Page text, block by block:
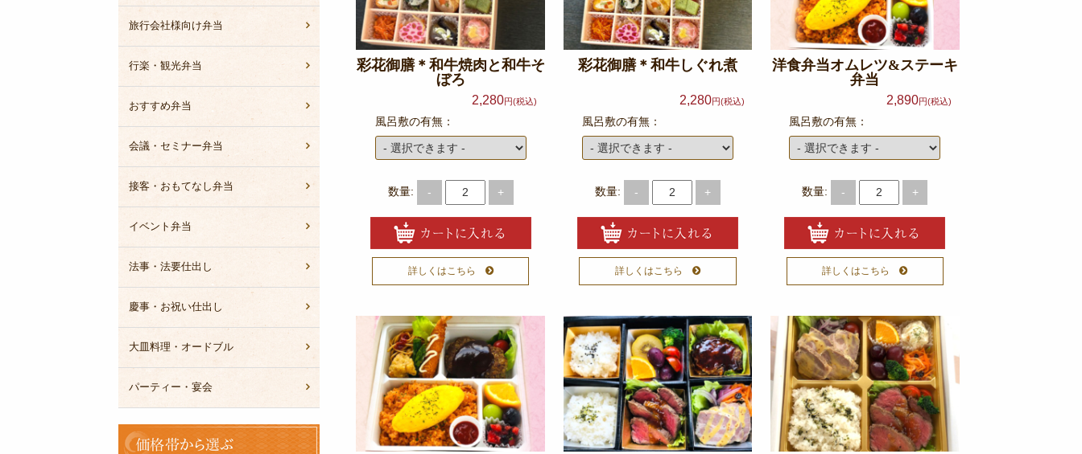
彩花御膳＊和牛焼肉と和牛そ
ぼろ
2,280円(税込)
風呂敷の有無：
数量: - +
詳しくはこちら
彩花御膳＊和牛しぐれ煮
2,280円(税込)
風呂敷の有無：
数量: - +
詳しくはこちら
洋食弁当オムレツ&ステーキ
弁当
2,890円(税込)
風呂敷の有無：
数量: - +
詳しくはこちら
ぶ旅行会社様向け弁当
行楽・観光弁当
おすすめ弁当
会議・セミナー弁当
接客・おもてなし弁当
イベント弁当
法事・法要仕出し
慶事・お祝い仕出し
大皿料理・オードブル
パーティー・宴会
価
格